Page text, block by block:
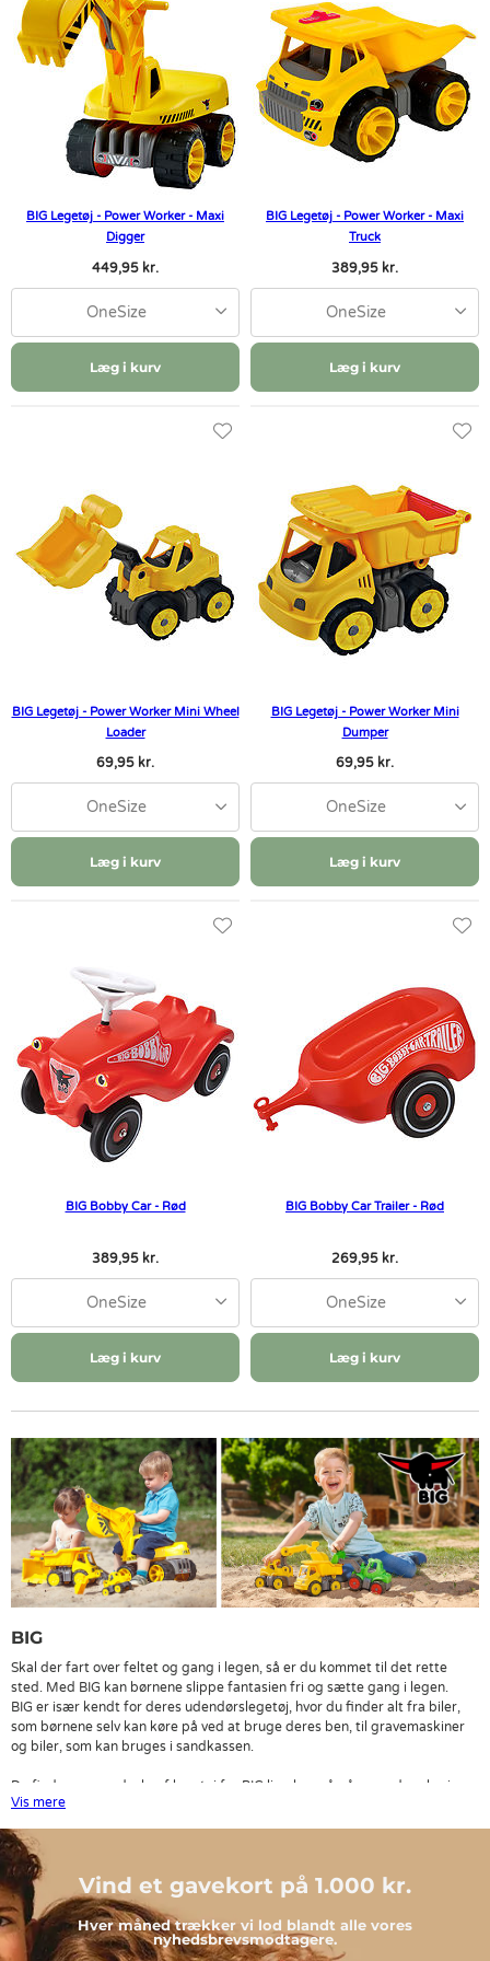
BIG Legetøj - Power Worker - Maxi
Digger
449,95 kr.
OneSize
Læg i kurv
BIG Legetøj - Power Worker - Maxi
Truck
389,95 kr.
OneSize
Læg i kurv
BIG Legetøj - Power Worker Mini Wheel
Loader
69,95 kr.
OneSize
Læg i kurv
BIG Legetøj - Power Worker Mini
Dumper
69,95 kr.
OneSize
Læg i kurv
BIG Bobby Car - Rød
389,95 kr.
OneSize
Læg i kurv
BIG Bobby Car Trailer - Rød
269,95 kr.
OneSize
Læg i kurv
BIG
Skal der fart over feltet og gang i legen, så er du kommet til det rette
sted. Med BIG kan børnene slippe fantasien fri og sætte gang i legen.
BIG er især kendt for deres udendørslegetøj, hvor du finder alt fra biler,
som børnene selv kan køre på ved at bruge deres ben, til gravemaskiner
og biler, som kan bruges i sandkassen.
Du finder vores udvalg af legetøj fra BIG lige her, så gå op opdagelse i
vores sortiment fra BIG og se, om der ikke er noget, der kan få de store
smil frem hos den lille derhjemme.
Hold dig opdateret på aktuelle tilbud på BIG
Vi har gjort det nemt, så du nemt kan holde dig opdateret på vores
aktuelle BIG tilbud. Du kan både modtage nyheder om BIG tilbud på
mail, hvis du tilmelder dig vores nyhedsbrev, eller du kan følge os på
Vis mere
Vind et gavekort på 1.000 kr.
Hver måned trækker vi lod blandt alle vores
nyhedsbrevsmodtagere.